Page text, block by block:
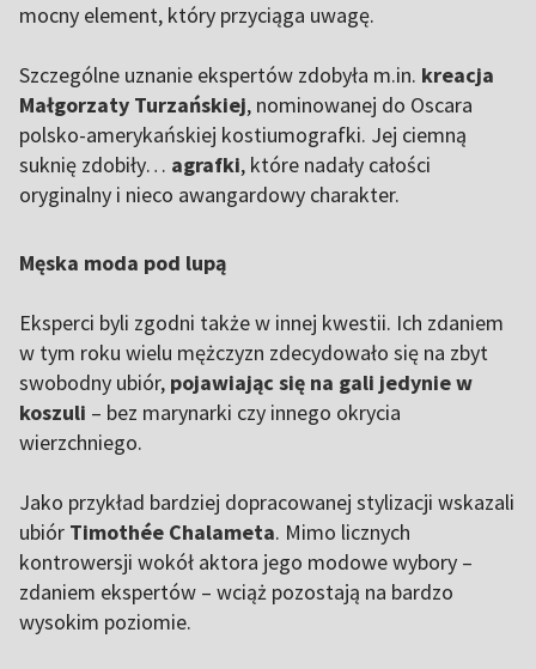
mocny element, który przyciąga uwagę.
Szczególne uznanie ekspertów zdobyła m.in. kreacja
Małgorzaty Turzańskiej, nominowanej do Oscara
polsko-amerykańskiej kostiumografki. Jej ciemną
suknię zdobiły… agrafki, które nadały całości
oryginalny i nieco awangardowy charakter.
Męska moda pod lupą
Eksperci byli zgodni także w innej kwestii. Ich zdaniem
w tym roku wielu mężczyzn zdecydowało się na zbyt
swobodny ubiór, pojawiając się na gali jedynie w
koszuli – bez marynarki czy innego okrycia
wierzchniego.
Jako przykład bardziej dopracowanej stylizacji wskazali
ubiór Timothée Chalameta. Mimo licznych
kontrowersji wokół aktora jego modowe wybory –
zdaniem ekspertów – wciąż pozostają na bardzo
wysokim poziomie.